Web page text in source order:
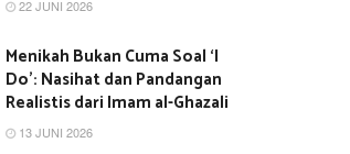
22 JUNI 2026
Menikah Bukan Cuma Soal ‘I
Do’: Nasihat dan Pandangan
Realistis dari Imam al-Ghazali
13 JUNI 2026